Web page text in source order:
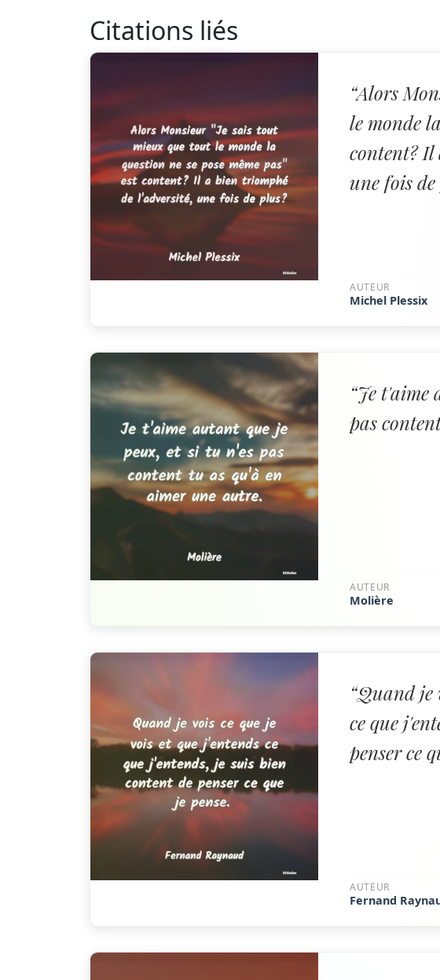
Citations liés
“Alors
le monde
content? Il
une fois
AUTEUR
Michel Plessix
“Je t'aime
pas
AUTEUR
Molière
“Quand je
ce que
penser ce
AUTEUR
Fernand